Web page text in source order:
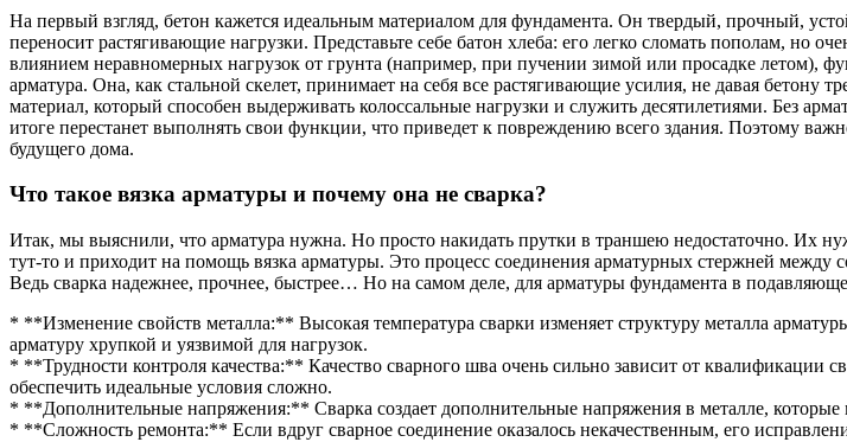
На первый взгляд, бетон кажется идеальным материалом для фундамента. Он твердый, прочный,
переносит растягивающие нагрузки. Представьте себе батон хлеба: его легко сломать пополам, но
влиянием неравномерных нагрузок от грунта (например, при пучении зимой или просадке летом),
арматура. Она, как стальной скелет, принимает на себя все растягивающие усилия, не давая
материал, который способен выдерживать колоссальные нагрузки и служить десятилетиями. Без
итоге перестанет выполнять свои функции, что приведет к повреждению всего здания. Поэтому
будущего дома.
Что такое вязка арматуры и почему она не сварка?
Итак, мы выяснили, что арматура нужна. Но просто накидать прутки в траншею недостаточно. Их
тут-то и приходит на помощь вязка арматуры. Это процесс соединения арматурных стержней
Ведь сварка надежнее, прочнее, быстрее… Но на самом деле, для арматуры фундамента в
* **Изменение свойств металла:** Высокая температура сварки изменяет структуру металла
арматуру хрупкой и уязвимой для нагрузок.
* **Трудности контроля качества:** Качество сварного шва очень сильно зависит от
обеспечить идеальные условия сложно.
* **Дополнительные напряжения:** Сварка создает дополнительные напряжения в металле,
* **Сложность ремонта:** Если вдруг сварное соединение оказалось некачественным, его